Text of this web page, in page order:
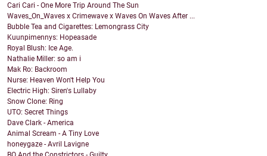
Cari Cari - One More Trip Around The Sun
Waves_On_Waves x Crimewave x Waves On Waves After ...
Bubble Tea and Cigarettes: Lemongrass City
Kuunpimennys: Hopeasade
Royal Blush: Ice Age.
Nathalie Miller: so am i
Mak Ro: Backroom
Nurse: Heaven Won't Help You
Electric High: Siren's Lullaby
Snow Clone: Ring
UTO: Secret Things
Dave Clark - America
Animal Scream - A Tiny Love
honeygaze - Avril Lavigne